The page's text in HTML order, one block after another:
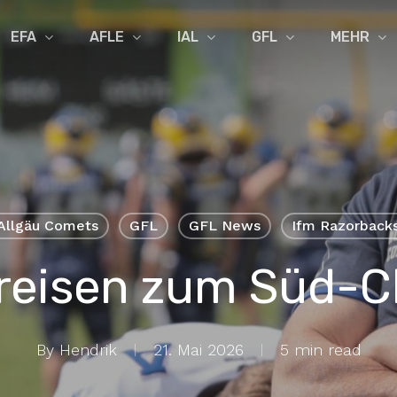
EFA AFLE IAL GFL MEHR
Comets GFL GFL News Ifm
zum Süd-
By Hendrik 21. Mai 2026 5 min read